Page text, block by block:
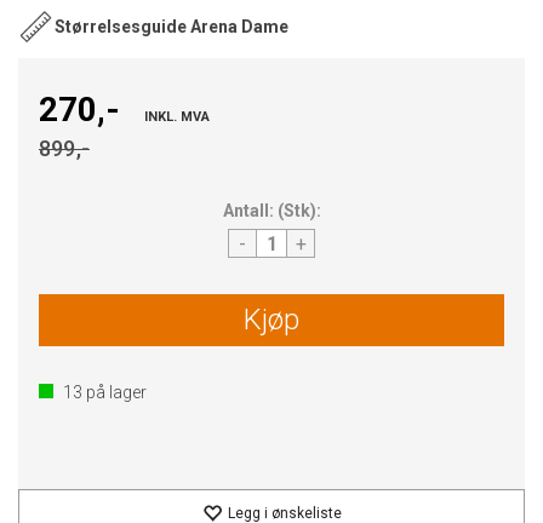
Størrelsesguide Arena Dame
270,- INKL. MVA
899,-
Antall: (Stk):
- +
Kjøp
13 på lager
Legg i ønskeliste